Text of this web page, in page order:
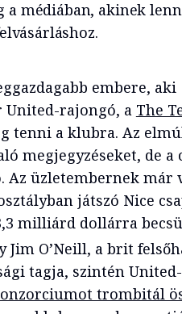
médiában, akinek
embere, aki
United-rajongó, a The
tenni a klubra. Az
megjegyzéseket, de a
Az üzletembernek már
játszó Nice
milliárd dollárra
O’Neill, a brit
tagja, szintén
trombitál